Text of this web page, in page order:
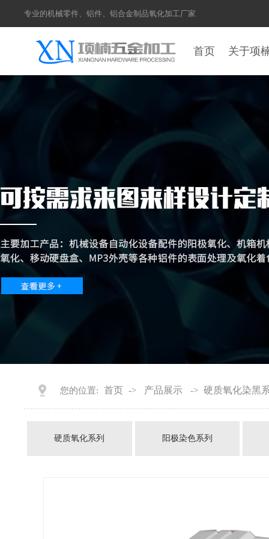
专业的机械零件、铝件、铝合金制品氧化加工厂家
首页 关于项
您的位置: 首页 -> 产品展示 -> 硬质氧化染黑
硬质氧化系列 阳极染色系列